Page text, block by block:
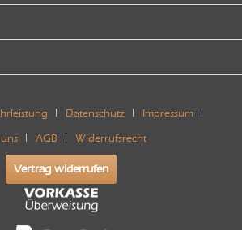
Datenschutz Impressum
AGB Widerrufsrecht
Vertrag widerrufen